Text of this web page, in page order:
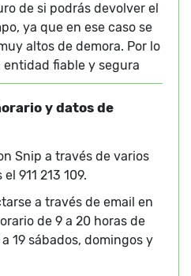
de si podrás devolver el
ya que en ese caso se
altos de demora. Por lo
fiable y segura
y datos de
Snip a través de varios
911 213 109.
a través de email en
de 9 a 20 horas de
19 sábados, domingos y